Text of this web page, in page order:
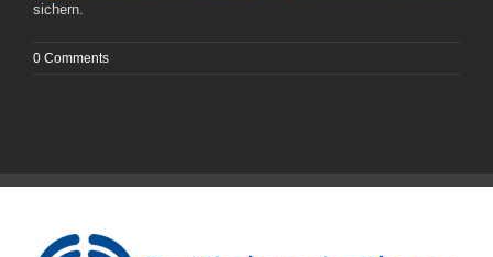
sichern.
0 Comments